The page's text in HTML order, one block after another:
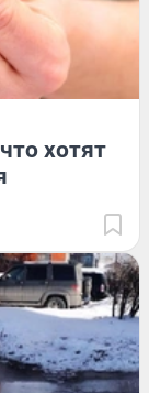
хотят